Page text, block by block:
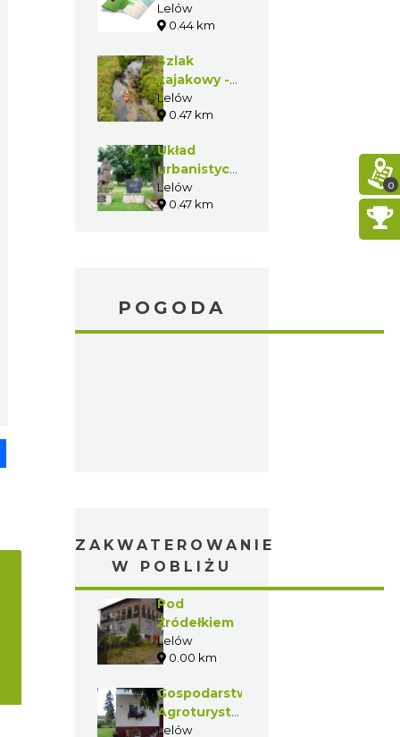
Kultury w
Lelowie
Lelów
0.44 km
Szlak
kajakowy -
Białka
Lelowska
Lelów
0.47 km
Układ
urbanistyczny
w Lelowie
Lelów
0.47 km
POGODA
ZAKWATEROWANIE
W POBLIŻU
Pod
Źródełkiem
Lelów
0.00 km
Gospodarstwo
Agroturystyczne
- Marzanna
Lelów
0